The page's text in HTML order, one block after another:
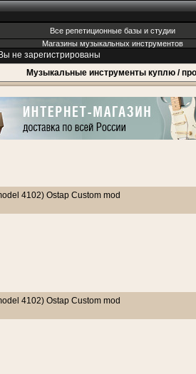
Все репетиционные базы и студии
Магазины музыкальных инструментов
Вы не зарегистрированы
Музыкальные инструменты куплю /
4102) Ostap Custom mod
4102) Ostap Custom mod